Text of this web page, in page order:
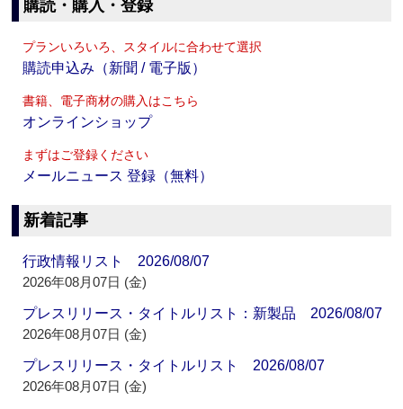
購読・購入・登録
プランいろいろ、スタイルに合わせて選択
購読申込み（新聞 / 電子版）
書籍、電子商材の購入はこちら
オンラインショップ
まずはご登録ください
メールニュース 登録（無料）
新着記事
行政情報リスト 2026/08/07
2026年08月07日 (金)
プレスリリース・タイトルリスト：新製品 2026/08/07
2026年08月07日 (金)
プレスリリース・タイトルリスト 2026/08/07
2026年08月07日 (金)